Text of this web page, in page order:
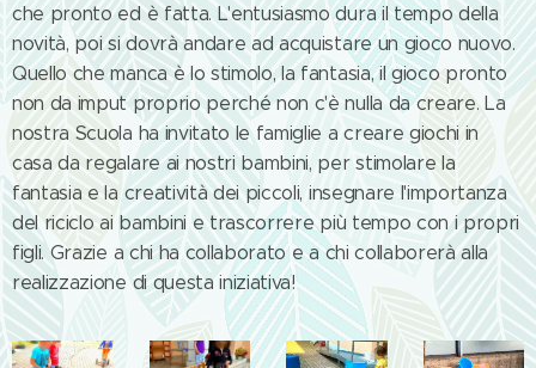
che pronto ed è fatta. L'entusiasmo dura il tempo della
novità, poi si dovrà andare ad acquistare un gioco nuovo.
Quello che manca è lo stimolo, la fantasia, il gioco pronto
non da imput proprio perché non c'è nulla da creare. La
nostra Scuola ha invitato le famiglie a creare giochi in
casa da regalare ai nostri bambini, per stimolare la
fantasia e la creatività dei piccoli, insegnare l'importanza
del riciclo ai bambini e trascorrere più tempo con i propri
figli. Grazie a chi ha collaborato e a chi collaborerà alla
realizzazione di questa iniziativa!